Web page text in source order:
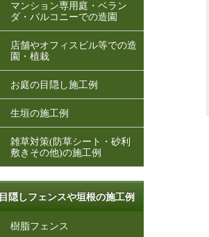
マンション専用庭・ベラン
ダ・バルコニーでの造園
店舗やオフィスビル等での造
園・植栽
お庭の目隠し施工例
生垣の施工例
雑草対策(防草シート・砂利
敷きその他)の施工例
目隠しフェンスや垣根の施工例
樹脂フェンス